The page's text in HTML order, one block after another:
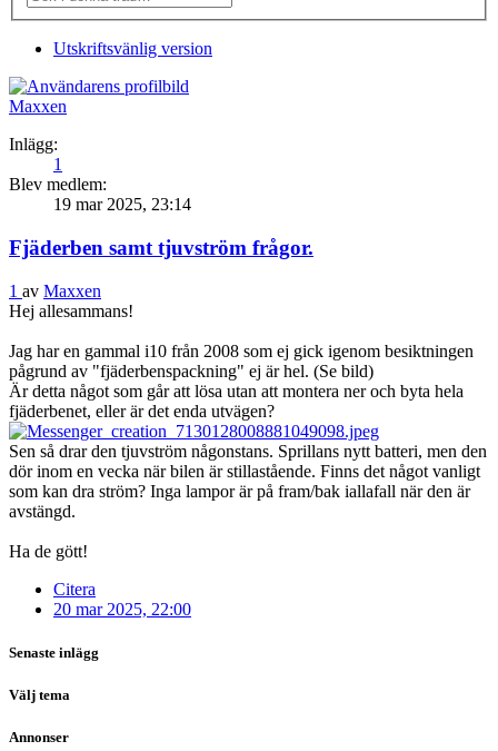
Utskriftsvänlig version
Maxxen
Inlägg:
1
Blev medlem:
19 mar 2025, 23:14
Fjäderben samt tjuvström frågor.
1 av Maxxen
Hej allesammans!
Jag har en gammal i10 från 2008 som ej gick igenom besiktningen
pågrund av "fjäderbenspackning" ej är hel. (Se bild)
Är detta något som går att lösa utan att montera ner och byta hela
fjäderbenet, eller är det enda utvägen?
Sen så drar den tjuvström någonstans. Sprillans nytt batteri, men den
dör inom en vecka när bilen är stillastående. Finns det något vanligt
som kan dra ström? Inga lampor är på fram/bak iallafall när den är
avstängd.
Ha de gött!
Citera
20 mar 2025, 22:00
Senaste inlägg
Välj tema
Annonser